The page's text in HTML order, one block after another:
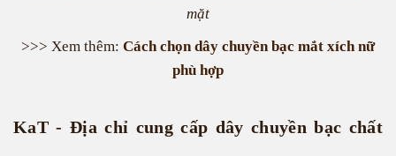
mặt
>>> Xem thêm: Cách chọn dây chuyền bạc mắt xích nữ
phù hợp
KaT - Địa chỉ cung cấp dây chuyền bạc chất